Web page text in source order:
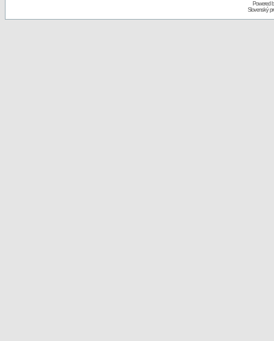
Powered
Slovenský